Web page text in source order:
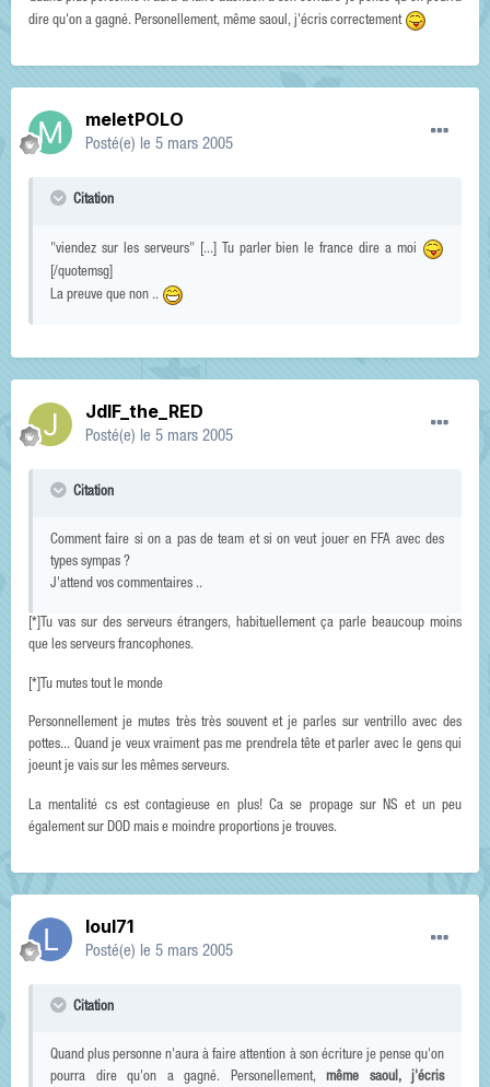
dire qu'on a gagné. Personellement, même saoul, j'écris correctement
meletPOLO
Posté(e) le 5 mars 2005
Citation
"viendez sur les serveurs" [...] Tu parler bien le france dire a moi
[/quotemsg]
La preuve que non ..
JdlF_the_RED
Posté(e) le 5 mars 2005
Citation
Comment faire si on a pas de team et si on veut jouer en FFA avec des
types sympas ?
J'attend vos commentaires ..
[*]Tu vas sur des serveurs étrangers, habituellement ça parle beaucoup moins
que les serveurs francophones.
[*]Tu mutes tout le monde
Personnellement je mutes très très souvent et je parles sur ventrillo avec des
pottes... Quand je veux vraiment pas me prendrela tête et parler avec le gens qui
joeunt je vais sur les mêmes serveurs.
La mentalité cs est contagieuse en plus! Ca se propage sur NS et un peu
également sur DOD mais e moindre proportions je trouves.
loul71
Posté(e) le 5 mars 2005
Citation
Quand plus personne n'aura à faire attention à son écriture je pense qu'on
pourra dire qu'on a gagné. Personellement, même saoul, j'écris